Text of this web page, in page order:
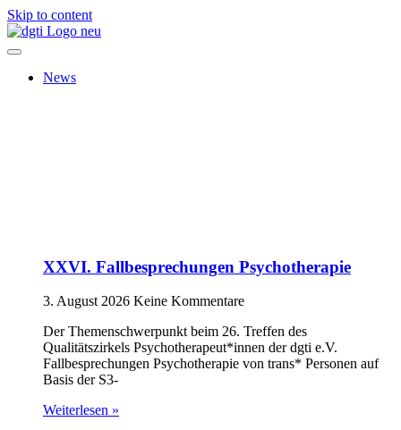
Skip to content
News
XXVI. Fallbesprechungen Psychotherapie
3. August 2026 Keine Kommentare
Der Themenschwerpunkt beim 26. Treffen des
Qualitätszirkels Psychotherapeut*innen der dgti e.V.
Fallbesprechungen Psychotherapie von trans* Personen auf
Basis der S3-
Weiterlesen »